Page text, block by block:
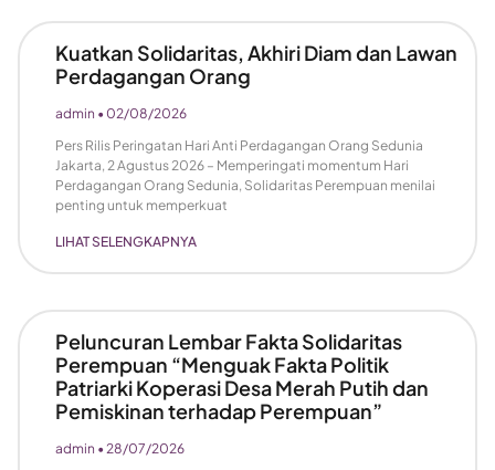
Kuatkan Solidaritas, Akhiri Diam dan Lawan
Perdagangan Orang
admin
02/08/2026
Pers Rilis Peringatan Hari Anti Perdagangan Orang Sedunia
Jakarta, 2 Agustus 2026 – Memperingati momentum Hari
Perdagangan Orang Sedunia, Solidaritas Perempuan menilai
penting untuk memperkuat
LIHAT SELENGKAPNYA
Peluncuran Lembar Fakta Solidaritas
Perempuan “Menguak Fakta Politik
Patriarki Koperasi Desa Merah Putih dan
Pemiskinan terhadap Perempuan”
admin
28/07/2026